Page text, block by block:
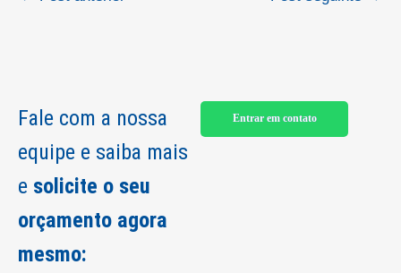
Fale com a nossa
equipe e saiba mais
e solicite o seu
orçamento agora
mesmo:
Entrar em contato